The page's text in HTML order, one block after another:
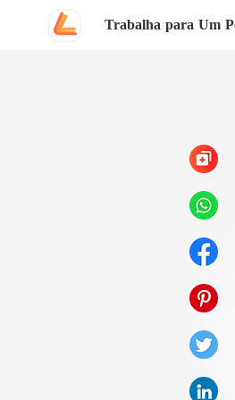
Trabalha para Um